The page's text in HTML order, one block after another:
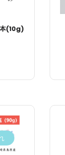
本(10g)